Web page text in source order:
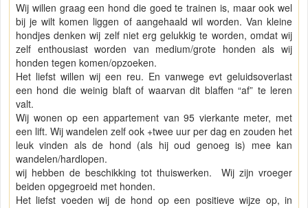
Wij willen graag een hond die goed te trainen is, maar ook wel
bij je wilt komen liggen of aangehaald wil worden. Van kleine
hondjes denken wij zelf niet erg gelukkig te worden, omdat wij
zelf enthousiast worden van medium/grote honden als wij
honden tegen komen/opzoeken.
Het liefst willen wij een reu. En vanwege evt geluidsoverlast
een hond die weinig blaft of waarvan dit blaffen “af” te leren
valt.
Wij wonen op een appartement van 95 vierkante meter, met
een lift. Wij wandelen zelf ook +twee uur per dag en zouden het
leuk vinden als de hond (als hij oud genoeg is) mee kan
wandelen/hardlopen.
wij hebben de beschikking tot thuiswerken. Wij zijn vroeger
beiden opgegroeid met honden.
Het liefst voeden wij de hond op een positieve wijze op, in